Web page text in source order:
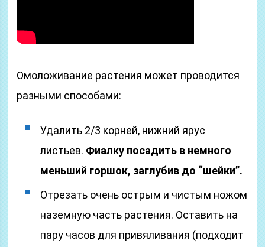
Омоложивание растения может проводится
разными способами:
Удалить 2/3 корней, нижний ярус
листьев. Фиалку посадить в немного
меньший горшок, заглубив до “шейки”.
Отрезать очень острым и чистым ножом
наземную часть растения. Оставить на
пару часов для привяливания (подходит